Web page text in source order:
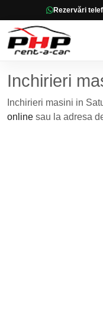
Rezervări
Inchirieri
Inchirieri masini in
online sau la adresa